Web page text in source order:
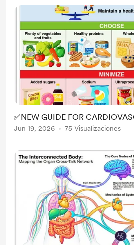
✅NEW GUIDE FOR
Jun 19, 2026 75 Visualizaciones